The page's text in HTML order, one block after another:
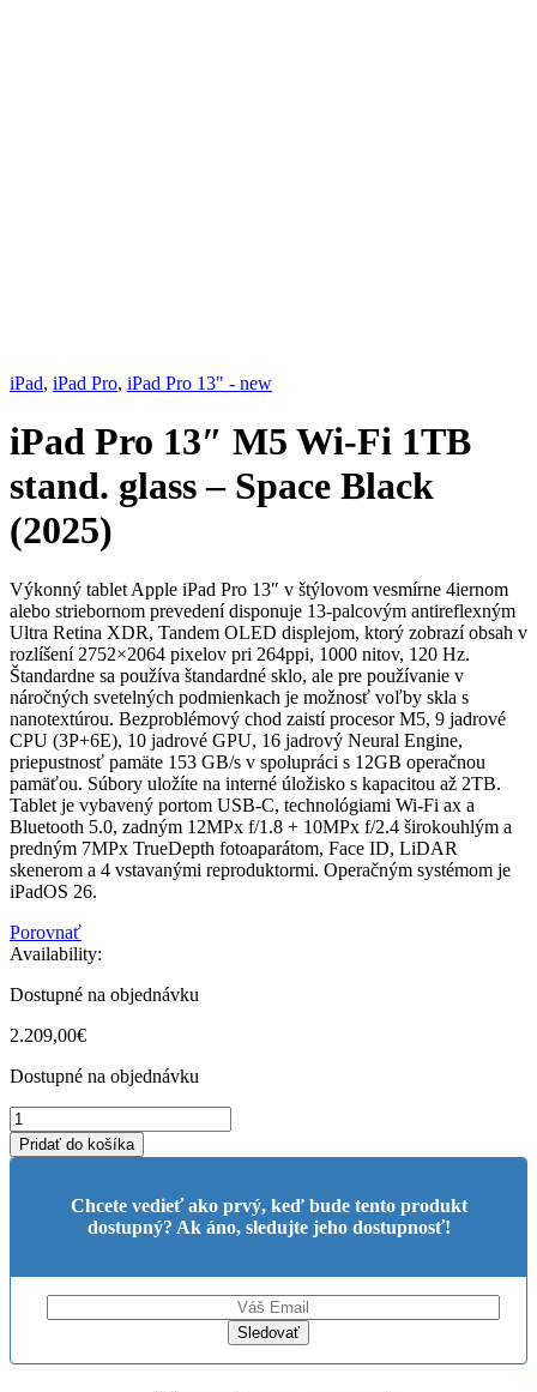
iPad, iPad Pro, iPad Pro 13" - new
iPad Pro 13″ M5 Wi-Fi 1TB
stand. glass – Space Black
(2025)
Výkonný tablet Apple iPad Pro 13″ v štýlovom vesmírne 4iernom
alebo striebornom prevedení disponuje 13-palcovým antireflexným
Ultra Retina XDR, Tandem OLED displejom, ktorý zobrazí obsah v
rozlíšení 2752×2064 pixelov pri 264ppi, 1000 nitov, 120 Hz.
Štandardne sa používa štandardné sklo, ale pre používanie v
náročných svetelných podmienkach je možnosť voľby skla s
nanotextúrou. Bezproblémový chod zaistí procesor M5, 9 jadrové
CPU (3P+6E), 10 jadrové GPU, 16 jadrový Neural Engine,
priepustnosť pamäte 153 GB/s v spolupráci s 12GB operačnou
pamäťou. Súbory uložíte na interné úložisko s kapacitou až 2TB.
Tablet je vybavený portom USB-C, technológiami Wi-Fi ax a
Bluetooth 5.0, zadným 12MPx f/1.8 + 10MPx f/2.4 širokouhlým a
predným 7MPx TrueDepth fotoaparátom, Face ID, LiDAR
skenerom a 4 vstavanými reproduktormi. Operačným systémom je
iPadOS 26.
Porovnať
Availability:
Dostupné na objednávku
2.209,00€
Dostupné na objednávku
iPad
Pro
13"
Pridať do košíka
Chcete vedieť ako prvý, keď bude tento produkt
dostupný? Ak áno, sledujte jeho dostupnosť!